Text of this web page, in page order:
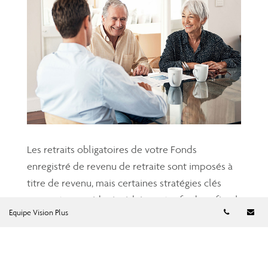
Les retraits obligatoires de votre Fonds
enregistré de revenu de retraite sont imposés à
titre de revenu, mais certaines stratégies clés
peuvent vous aider à réduire votre fardeau fiscal
et à protéger votre épargne-retraite....
Equipe Vision Plus Numéro